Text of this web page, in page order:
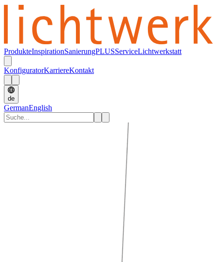
ProdukteInspirationSanierungPLUSServiceLichtwerkstatt
KonfiguratorKarriereKontakt
de
GermanEnglish